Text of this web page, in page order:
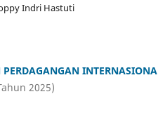
Indri Hastuti
2025)